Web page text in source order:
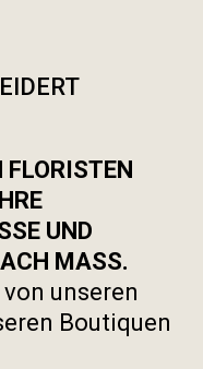
FLORISTEN
UND
MASS.
unseren
Boutiquen